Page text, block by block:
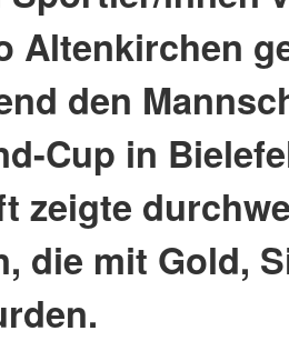
Altenkirchen
den
Cup in
zeigte
die mit Gold,